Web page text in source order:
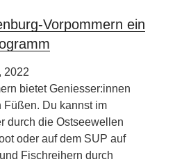
Vorpommern ein
2022
bietet Geniesser:innen
Du kannst im
durch die Ostseewellen
oder auf dem SUP auf
Fischreihern durch